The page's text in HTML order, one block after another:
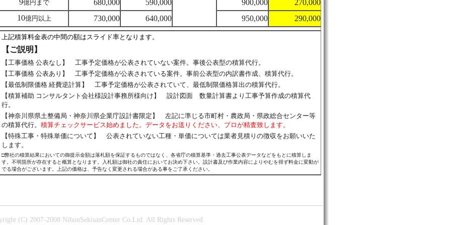
9億円まで 680,000 590,000 900,000
270,000
10億円以上 730,000 640,000 950,000 290,000
上記積算料金表の中間の額はスライド率となります。
【ご説明】
【工事価格 公表なし】 工事予定価格が公表されていない案件。事後公表型の積算代行。
【工事価格 公表あり】 工事予定価格が公表されている案件。事前公表型の内訳書作成、積算代行。
【最低制限価格 経費逆計算】 工事予定価格が公表されていて、最低制限価格算出の積算代行。
【積算補助 コンサルタント会社様設計事務所様向け】 設計図面 数量計算書より工事予算作成の積算代
行。
【神奈川県県土整備局・神奈川県企業庁設計書限定】 左記に準じる市町村・農政局・県政総合センター等
の積算代行。 積算チェックサービス始めました。データをお送りください、プロが精査致します。
【特殊工事・特殊単価について】 公表されていない工種・単価については業者見積りの徴収をお願いいた
します。
□弊社の積算結果においての御提示金額は落札額を保証するものではなく、各省庁の積算基準・過去工事公表データなどをもとに積算しま
す。不明箇所が存在すると概算となります。入札額は御社の責任においてお決め下さい。設計書及び作業内容によりやむを得ず料金に変動が
でる場合がございます。上記の価格は、予告なく変更される場合がある事をご了承ください。
(C) 2007-2008 NihonSekisanCenter Co.Ltd. All Rights Reserved